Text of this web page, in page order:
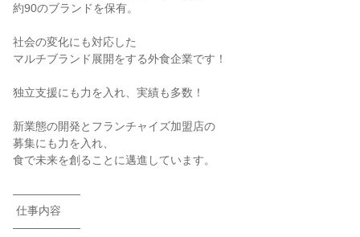
約90のブランドを保有。
社会の変化にも対応した
マルチブランド展開をする外食企業です！
独立支援にも力を入れ、実績も多数！
新業態の開発とフランチャイズ加盟店の
募集にも力を入れ、
食で未来を創ることに邁進しています。
――――――
――――――